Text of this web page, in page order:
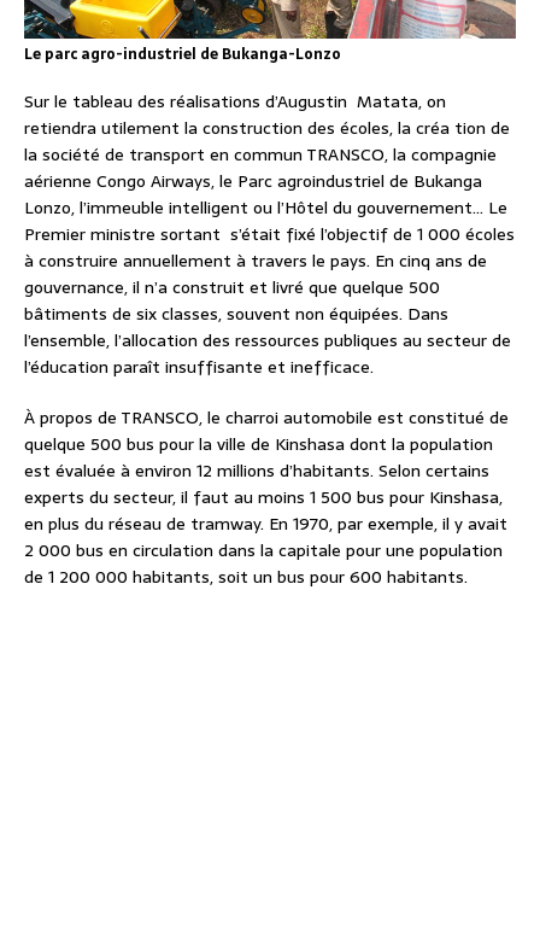
Le parc agro-industriel de Bukanga-Lonzo
Sur le tableau des réalisations d’Augustin Matata, on
retiendra utilement la construction des écoles, la créa tion de
la société de transport en commun TRANSCO, la compagnie
aérienne Congo Airways, le Parc agroindustriel de Bukanga
Lonzo, l’immeuble intelligent ou l’Hôtel du gouvernement… Le
Premier ministre sortant s’était fixé l’objectif de 1 000 écoles
à construire annuellement à travers le pays. En cinq ans de
gouvernance, il n’a construit et livré que quelque 500
bâtiments de six classes, souvent non équipées. Dans
l’ensemble, l’allocation des ressources publiques au secteur de
l’éducation paraît insuffisante et inefficace.
À propos de TRANSCO, le charroi automobile est constitué de
quelque 500 bus pour la ville de Kinshasa dont la population
est évaluée à environ 12 millions d’habitants. Selon certains
experts du secteur, il faut au moins 1 500 bus pour Kinshasa,
en plus du réseau de tramway. En 1970, par exemple, il y avait
2 000 bus en circulation dans la capitale pour une population
de 1 200 000 habitants, soit un bus pour 600 habitants.